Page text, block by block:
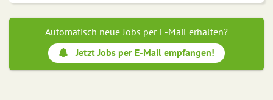
Automatisch neue Jobs per E-Mail erhalten?
Jetzt Jobs per E-Mail empfangen!